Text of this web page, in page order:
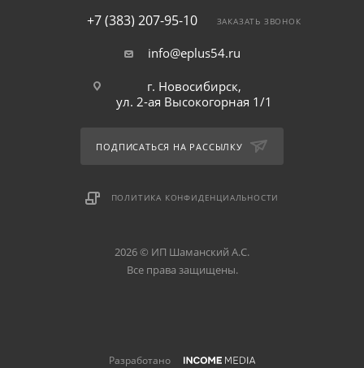
+7 (383) 207-95-10 ЗАКАЗАТЬ ЗВОНОК
info@eplus54.ru
г. Новосибирск,
ул. 2-ая Высокогорная 1/1
ПОДПИСАТЬСЯ НА РАССЫЛКУ
ПОЛИТИКА КОНФИДЕНЦИАЛЬНОСТИ
2026 © ИП Шаманский А.С.
Все права защищены.
Разработано